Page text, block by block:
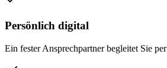
Persönlich digital
Ein fester Ansprechpartner begleitet Sie